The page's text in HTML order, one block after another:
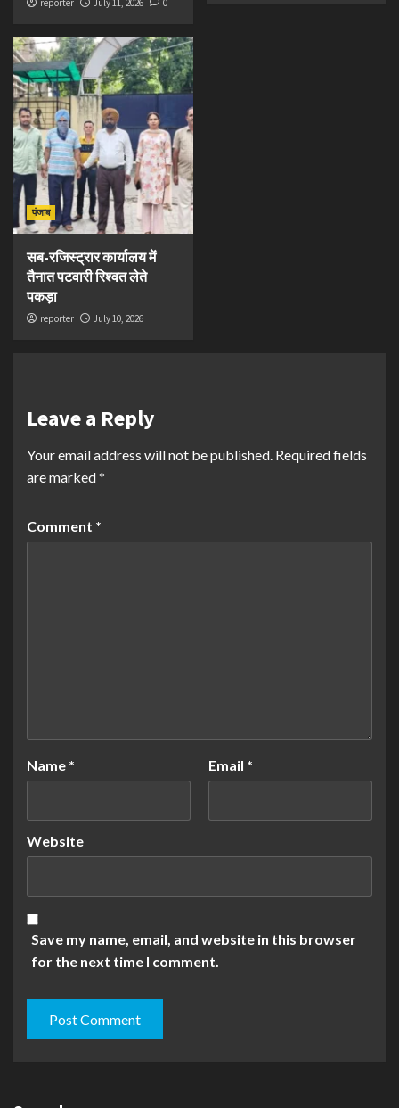
reporter July 11, 2026 0
पंजाब
सब-रजिस्ट्रार कार्यालय में
तैनात पटवारी रिश्वत लेते
पकड़ा
reporter July 10, 2026
Leave a Reply
Your email address will not be published. Required fields
are marked*
Comment *
Name * Email *
Website
Save my name, email, and website in this browser
for the next time I comment.